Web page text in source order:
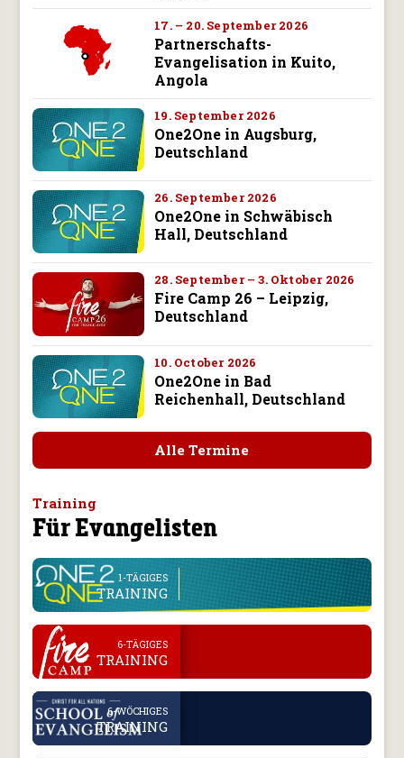
17. – 20. September 2026
Partnerschafts-
Evangelisation in Kuito,
Angola
19. September 2026
One2One in Augsburg,
Deutschland
26. September 2026
One2One in Schwäbisch
Hall, Deutschland
28. September – 3. Oktober 2026
Fire Camp 26 – Leipzig,
Deutschland
10. October 2026
One2One in Bad
Reichenhall, Deutschland
Alle Termine
Training
Für Evangelisten
1-TÄGIGES
TRAINING
. 6-TÄGIGES
TRAINING
. 6-WÖCHIGES
TRAINING